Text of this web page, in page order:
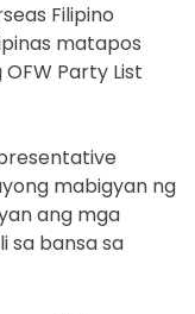
Filipino
matapos
Party List
mabigyan ng
ang mga
sa bansa sa